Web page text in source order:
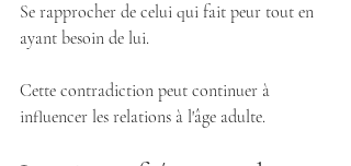
Se rapprocher de celui qui fait peur tout en
ayant besoin de lui.
Cette contradiction peut continuer à
influencer les relations à l'âge adulte.